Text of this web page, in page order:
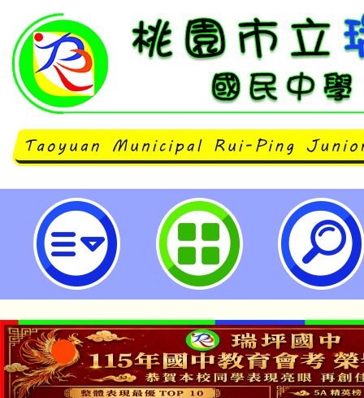
主旨：檢送中原文創園區「2027
1式，請惠予協助公告並轉知貴校
請查照。-桃園市立瑞坪國民中學